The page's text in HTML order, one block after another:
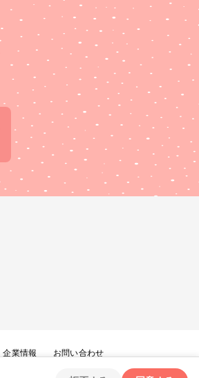
企業情報 お問い合わせ